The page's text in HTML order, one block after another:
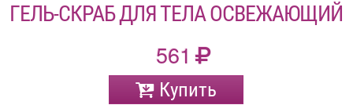
ГЕЛЬ-СКРАБ ДЛЯ ТЕЛА ОСВЕЖАЮЩИЙ
561
Купить